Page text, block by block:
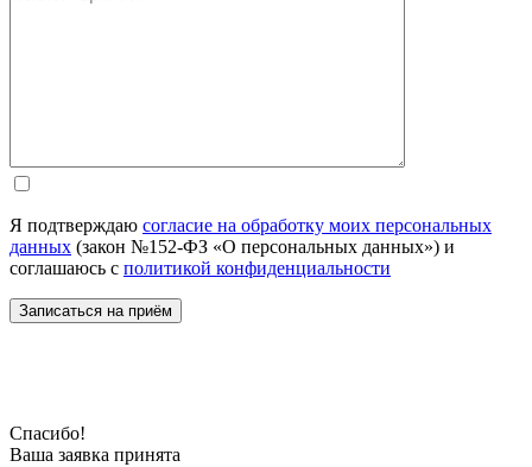
Я подтверждаю согласие на обработку моих персональных
данных (закон №152-ФЗ «О персональных данных») и
соглашаюсь с политикой конфиденциальности
Спасибо!
Ваша заявка принята